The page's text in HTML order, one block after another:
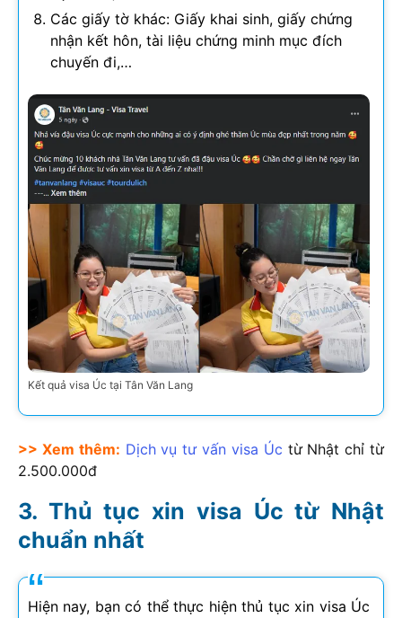
Các giấy tờ khác: Giấy khai sinh, giấy chứng
nhận kết hôn, tài liệu chứng minh mục đích
chuyến đi,…
Kết quả visa Úc tại Tân Văn Lang
>> Xem thêm: Dịch vụ tư vấn visa Úc từ Nhật chỉ từ
2.500.000đ
Thủ tục xin visa Úc từ Nhật
chuẩn nhất
Hiện nay, bạn có thể thực hiện thủ tục xin visa Úc